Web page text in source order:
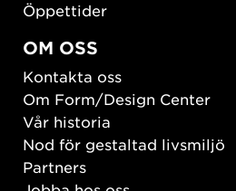
Öppettider
OM OSS
Kontakta oss
Om Form/Design Center
Vår historia
Nod för gestaltad livsmiljö
Partners